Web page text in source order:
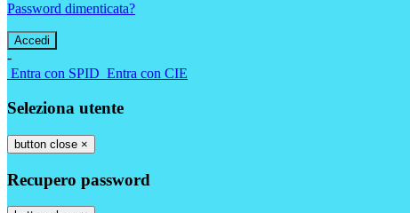
Password dimenticata?
-
Entra con SPID Entra con CIE
Seleziona utente
button close ×
Recupero password